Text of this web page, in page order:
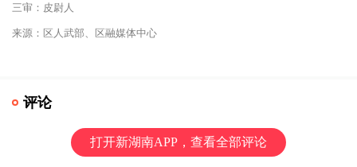
三审：皮尉人
来源：区人武部、区融媒体中心
评论
打开新湖南APP，查看全部评论